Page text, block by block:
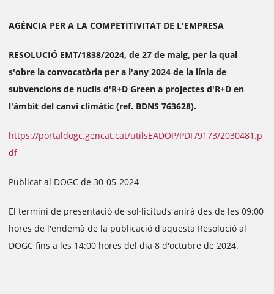
AGÈNCIA PER A LA COMPETITIVITAT DE L'EMPRESA
RESOLUCIÓ EMT/1838/2024, de 27 de maig, per la qual
s'obre la convocatòria per a l'any 2024 de la línia de
subvencions de nuclis d'R+D Green a projectes d'R+D en
l'àmbit del canvi climàtic (ref. BDNS 763628).
https://portaldogc.gencat.cat/utilsEADOP/PDF/9173/2030481.p
df
Publicat al DOGC de 30-05-2024
El termini de presentació de sol·licituds anirà des de les 09:00
hores de l'endemà de la publicació d'aquesta Resolució al
DOGC fins a les 14:00 hores del dia 8 d'octubre de 2024.